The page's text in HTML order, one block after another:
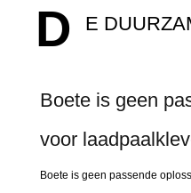
D E
Boete is geen
voor
Boete is geen passende